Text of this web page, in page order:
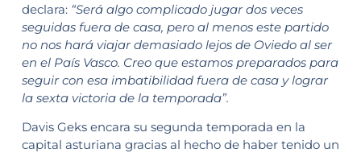
declara: “Será algo complicado jugar dos veces
seguidas fuera de casa, pero al menos este partido
no nos hará viajar demasiado lejos de Oviedo al ser
en el País Vasco. Creo que estamos preparados para
seguir con esa imbatibilidad fuera de casa y lograr
la sexta victoria de la temporada”.
Davis Geks encara su segunda temporada en la
capital asturiana gracias al hecho de haber tenido un